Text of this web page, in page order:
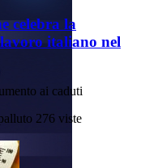
celebra la
italiano nel
ai caduti
276 viste